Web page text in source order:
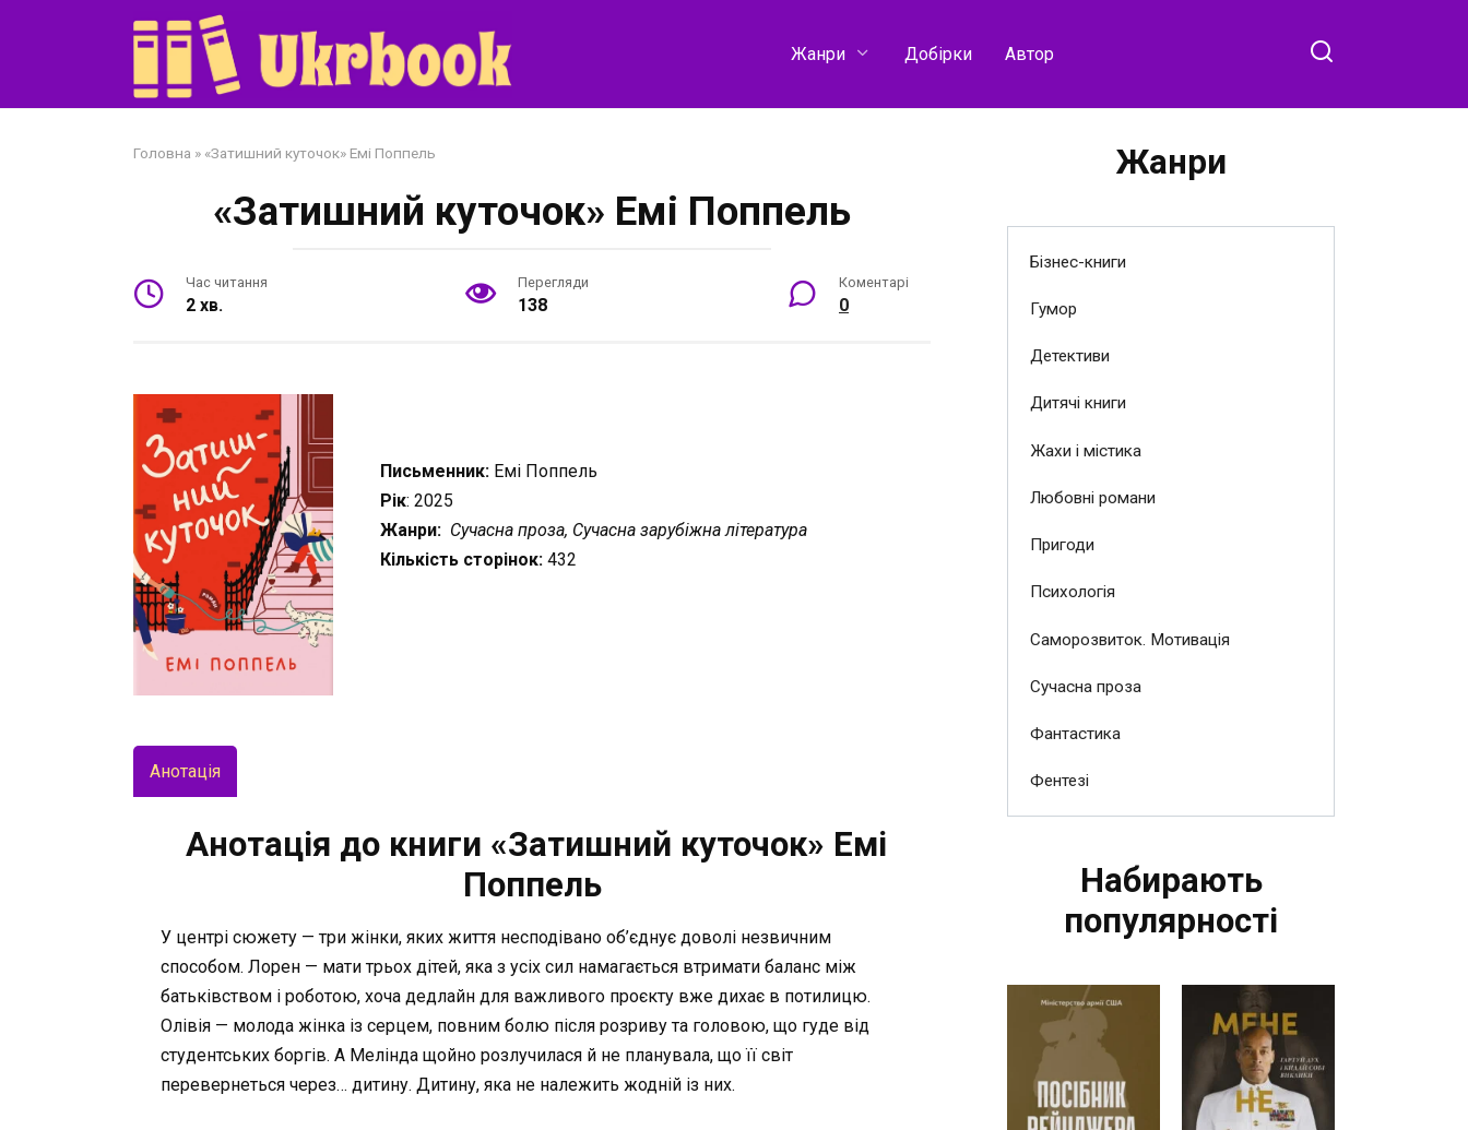
Жанри Добірки Автор
Головна » «Затишний куточок» Емі Поппель
«Затишний куточок» Емі Поппель
Час читання
2 хв.
Перегляди
138
Коментарі
0
Письменник: Емі Поппель
Рік: 2025
Жанри: Сучасна проза, Сучасна зарубіжна література
Кількість сторінок: 432
Анотація
Анотація до книги «Затишний куточок» Емі
Поппель
У центрі сюжету — три жінки, яких життя несподівано об’єднує доволі незвичним
способом. Лорен — мати трьох дітей, яка з усіх сил намагається втримати баланс між
батьківством і роботою, хоча дедлайн для важливого проєкту вже дихає в потилицю.
Олівія — молода жінка із серцем, повним болю після розриву та головою, що гуде від
студентських боргів. А Мелінда щойно розлучилася й не планувала, що її світ
перевернеться через… дитину. Дитину, яка не належить жодній із них.
Жанри
Бізнес-книги
Гумор
Детективи
Дитячі книги
Жахи і містика
Любовні романи
Пригоди
Психологія
Саморозвиток. Мотивація
Сучасна проза
Фантастика
Фентезі
Набирають
популярності